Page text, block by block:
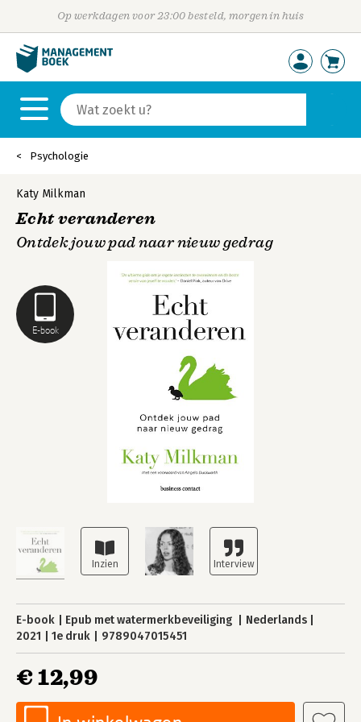
Op werkdagen voor 23:00 besteld, morgen in huis
Psychologie
E-book
Katy Milkman
Echt veranderen
Ontdek jouw pad naar nieuw gedrag
E-book Epub met watermerkbeveiliging
Nederlands
2021
1e druk 9789047015451
€ 12,99